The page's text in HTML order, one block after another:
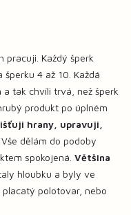
pracuji. Každý šperk
4 až 10. Každá
tak chvíli trvá, než šperk
produkt po úplném
hrany, upravuji,
dělám do podoby
spokojená. Většina
hloubku a byly ve
polotovar, nebo